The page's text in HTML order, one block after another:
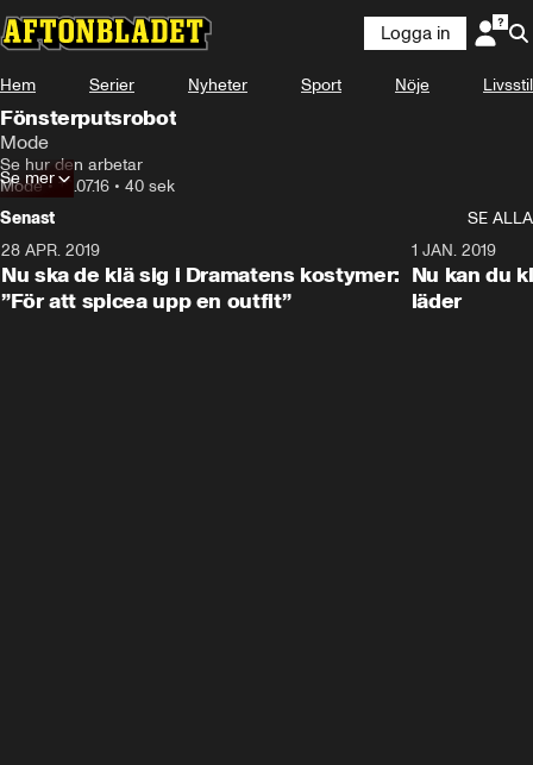
Logga in
Hem Serier Nyheter Sport Nöje Livsstil
Fönsterputsrobot
Mode
Se hur den arbetar
Mode• 18.07.16 • 40 sek
Se mer
Senast
SE ALLA
28 APR. 2019
Nu ska de klä sig i Dramatens kostymer:
”För att spicea upp en outfit”
1 JAN. 2019
Nu kan du
läder